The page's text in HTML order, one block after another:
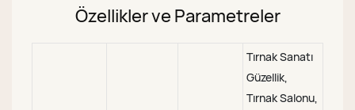
Özellikler ve Parametreler
Tırnak Sanatı
Güzellik,
Tırnak Salonu,